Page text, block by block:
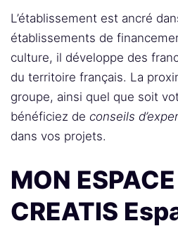
L’établissement est ancré
établissements de
culture, il développe des
du territoire français. La
groupe, ainsi quel que soit
bénéficiez de conseils
dans vos projets.
MON
CREATIS